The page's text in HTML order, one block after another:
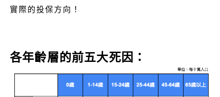
實際的投保方向！
各年齡層的前五大死因：